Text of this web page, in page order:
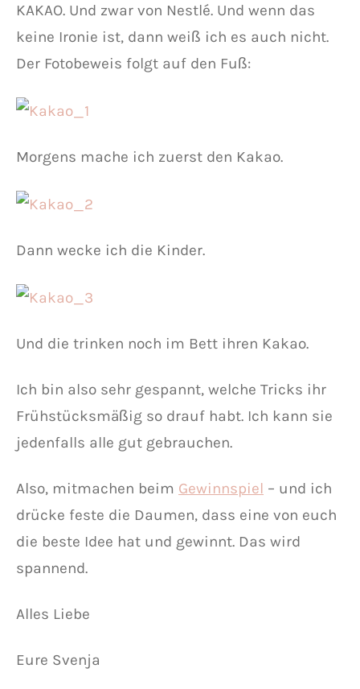
KAKAO. Und zwar von Nestlé. Und wenn das
keine Ironie ist, dann weiß ich es auch nicht.
Der Fotobeweis folgt auf den Fuß:
Morgens mache ich zuerst den Kakao.
Dann wecke ich die Kinder.
Und die trinken noch im Bett ihren Kakao.
Ich bin also sehr gespannt, welche Tricks ihr
Frühstücksmäßig so drauf habt. Ich kann sie
jedenfalls alle gut gebrauchen.
Also, mitmachen beim Gewinnspiel – und ich
drücke feste die Daumen, dass eine von euch
die beste Idee hat und gewinnt. Das wird
spannend.
Alles Liebe
Eure Svenja